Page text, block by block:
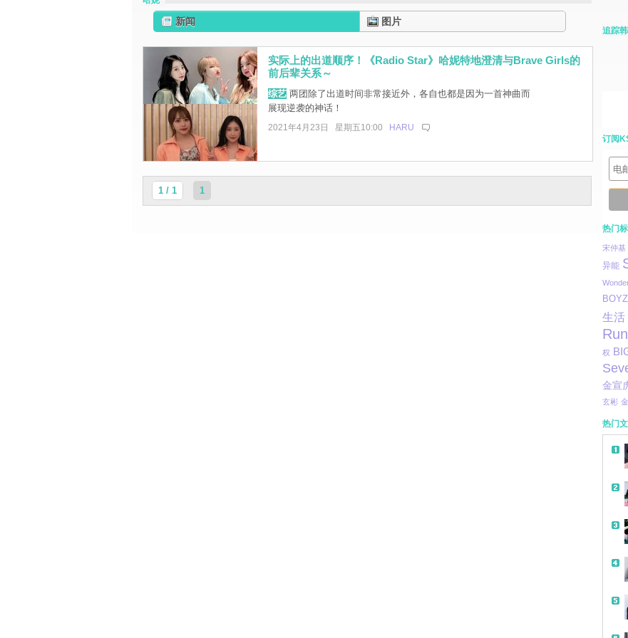
新闻 图片
实际上的出道顺序！《Radio Star》哈妮特地澄清与Brave Girls的
前后辈关系～
综艺两团除了出道时间非常接近外，各自也都是因为一首神曲而
展现逆袭的神话！
2021年4月23日 星期五10:00 HARU
1 / 1 1
追踪
订阅
热门
宋仲基
异能
BOYZ
生活
权
金宣
玄彬
热门